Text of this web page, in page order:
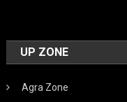
UP ZONE
Agra Zone